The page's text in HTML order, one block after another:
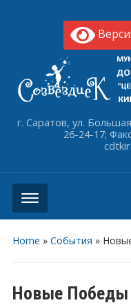
г. Саратов, ул.
26-24-17;
Home » События »
Новые Победы